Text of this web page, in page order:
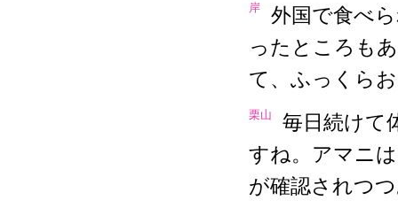
岸
外国で食べ
ったところも
て、ふっくら
栗山
毎日続けて
すね。アマニ
が確認されつ